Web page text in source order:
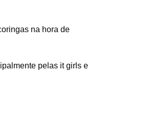
na hora de
pelas it girls e